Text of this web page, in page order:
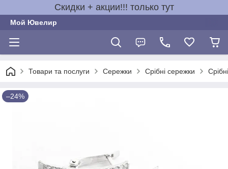
Скидки + акции!!! только тут
Мой Ювелир
Товари та послуги Сережки Срібні сережки
–24%